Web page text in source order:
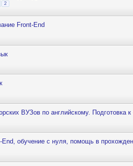
2
Front-End
ВУЗов по английскому. Подготовка
End, обучение с нуля, помощь в